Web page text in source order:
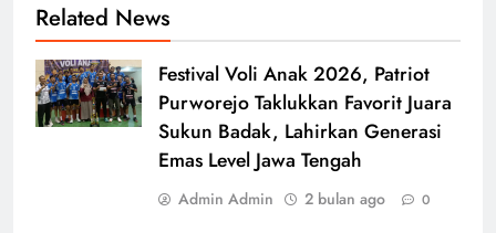
Related News
Festival Voli Anak 2026, Patriot
Purworejo Taklukkan Favorit Juara
Sukun Badak, Lahirkan Generasi
Emas Level Jawa Tengah
Admin Admin 2 bulan ago 0